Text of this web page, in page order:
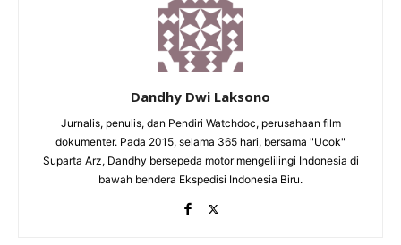
Dandhy Dwi Laksono
Jurnalis, penulis, dan Pendiri Watchdoc, perusahaan film
dokumenter. Pada 2015, selama 365 hari, bersama "Ucok"
Suparta Arz, Dandhy bersepeda motor mengelilingi Indonesia di
bawah bendera Ekspedisi Indonesia Biru.